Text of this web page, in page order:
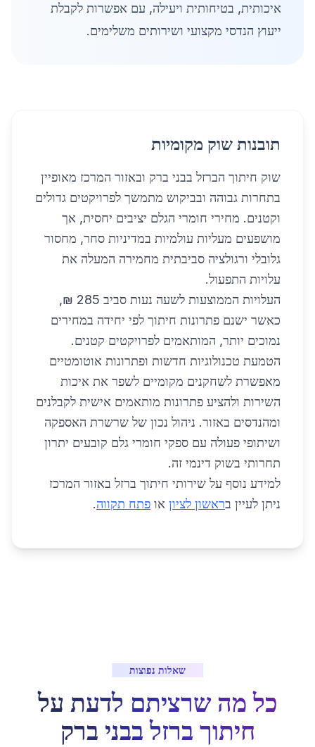
איכותית, בטיחותית ויעילה, עם אפשרות לקבלת
ייעוץ הנדסי מקצועי ושירותים משלימים.
תובנות שוק מקומיות
שוק חיתוך הברזל בבני ברק ובאזור המרכז מאופיין
בתחרות גבוהה ובביקוש מתמשך לפרויקטים גדולים
וקטנים. מחירי חומרי הגלם יציבים יחסית, אך
מושפעים מעליות עולמיות במדיניות סחר, מחסור
גלובלי ורגולציה סביבתית מחמירה המעלה את
עלויות התפעול.
העלויות הממוצעות לשעה נעות סביב 285 ₪,
כאשר ישנם פתרונות חיתוך לפי יחידה במחירים
נמוכים יותר, המותאמים לפרויקטים קטנים.
הטמעת טכנולוגיות חדשות ופתרונות אוטומטיים
מאפשרת לשחקנים מקומיים לשפר את איכות
השירות ולהציע פתרונות מותאמים אישית לקבלנים
ומהנדסים באזור. ניהול נכון של שרשרת האספקה
ושיתופי פעולה עם ספקי חומרי גלם קובעים יתרון
תחרותי בשוק דינמי זה.
למידע נוסף על שירותי חיתוך ברזל באזור המרכז
ניתן לעיין בראשון לציון או פתח תקווה.
שאלות נפוצות
כל מה שרציתם לדעת על
חיתוך ברזלבבני ברק